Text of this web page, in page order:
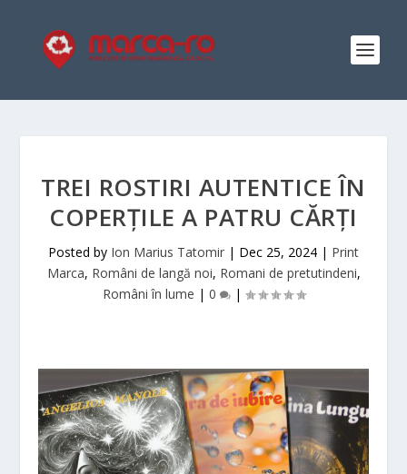
TREI ROSTIRI AUTENTICE ÎN
COPERȚILE A PATRU CĂRȚI
Posted by Ion Marius Tatomir | Dec 25, 2024 | Print
Marca, Români de langă noi, Romani de pretutindeni,
Români în lume | 0 |